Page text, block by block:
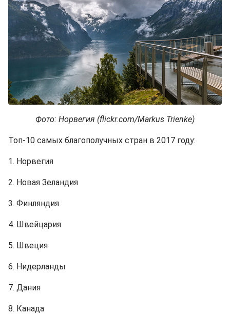
Фото: Норвегия (flickr.com/Markus Trienke)
Топ-10 самых благополучных стран в 2017 году:
1. Норвегия
2. Новая Зеландия
3. Финляндия
4. Швейцария
5. Швеция
6. Нидерланды
7. Дания
8. Канада